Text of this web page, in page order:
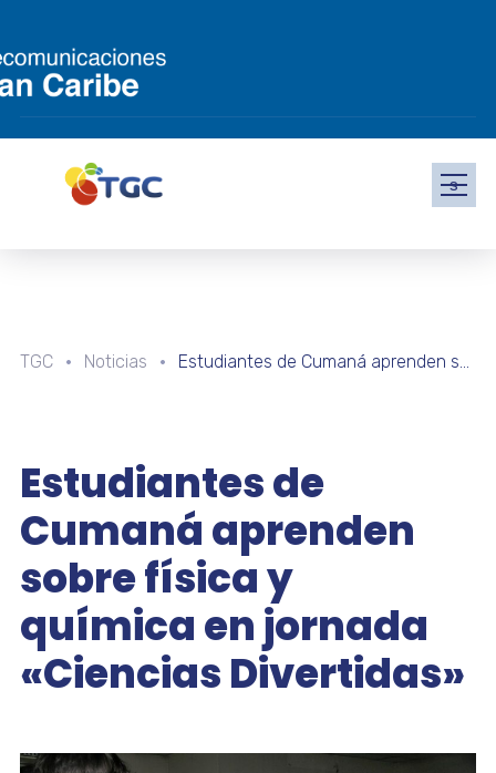
s
TGC Noticias Estudiantes de Cumaná aprenden sobre física y química en jornada «Ciencias Divertidas»
Estudiantes de
Cumaná aprenden
sobre física y
química en jornada
«Ciencias Divertidas»